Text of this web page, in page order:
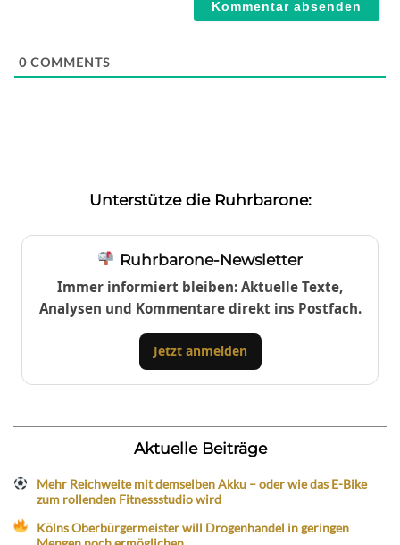
0 COMMENTS
Unterstütze die Ruhrbarone:
Ruhrbarone-Newsletter
Immer informiert bleiben: Aktuelle Texte,
Analysen und Kommentare direkt ins Postfach.
Jetzt anmelden
Aktuelle Beiträge
Mehr Reichweite mit demselben Akku – oder wie das E-Bike
zum rollenden Fitnessstudio wird
Kölns Oberbürgermeister will Drogenhandel in geringen